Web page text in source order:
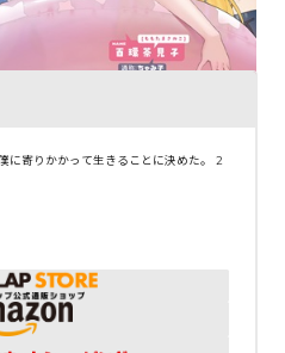
に寄りかかって生きることに決めた。 2